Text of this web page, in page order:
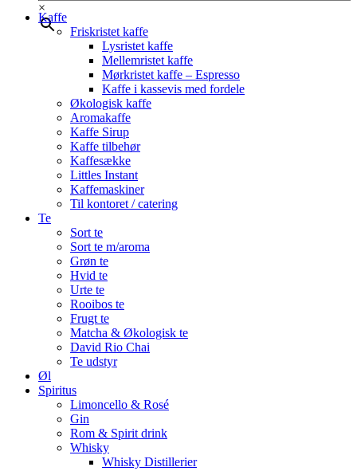
×
Kaffe
Friskristet kaffe
Lysristet kaffe
Mellemristet kaffe
Mørkristet kaffe – Espresso
Kaffe i kassevis med fordele
Økologisk kaffe
Aromakaffe
Kaffe Sirup
Kaffe tilbehør
Kaffesække
Littles Instant
Kaffemaskiner
Til kontoret / catering
Te
Sort te
Sort te m/aroma
Grøn te
Hvid te
Urte te
Rooibos te
Frugt te
Matcha & Økologisk te
David Rio Chai
Te udstyr
Øl
Spiritus
Limoncello & Rosé
Gin
Rom & Spirit drink
Whisky
Whisky Distillerier